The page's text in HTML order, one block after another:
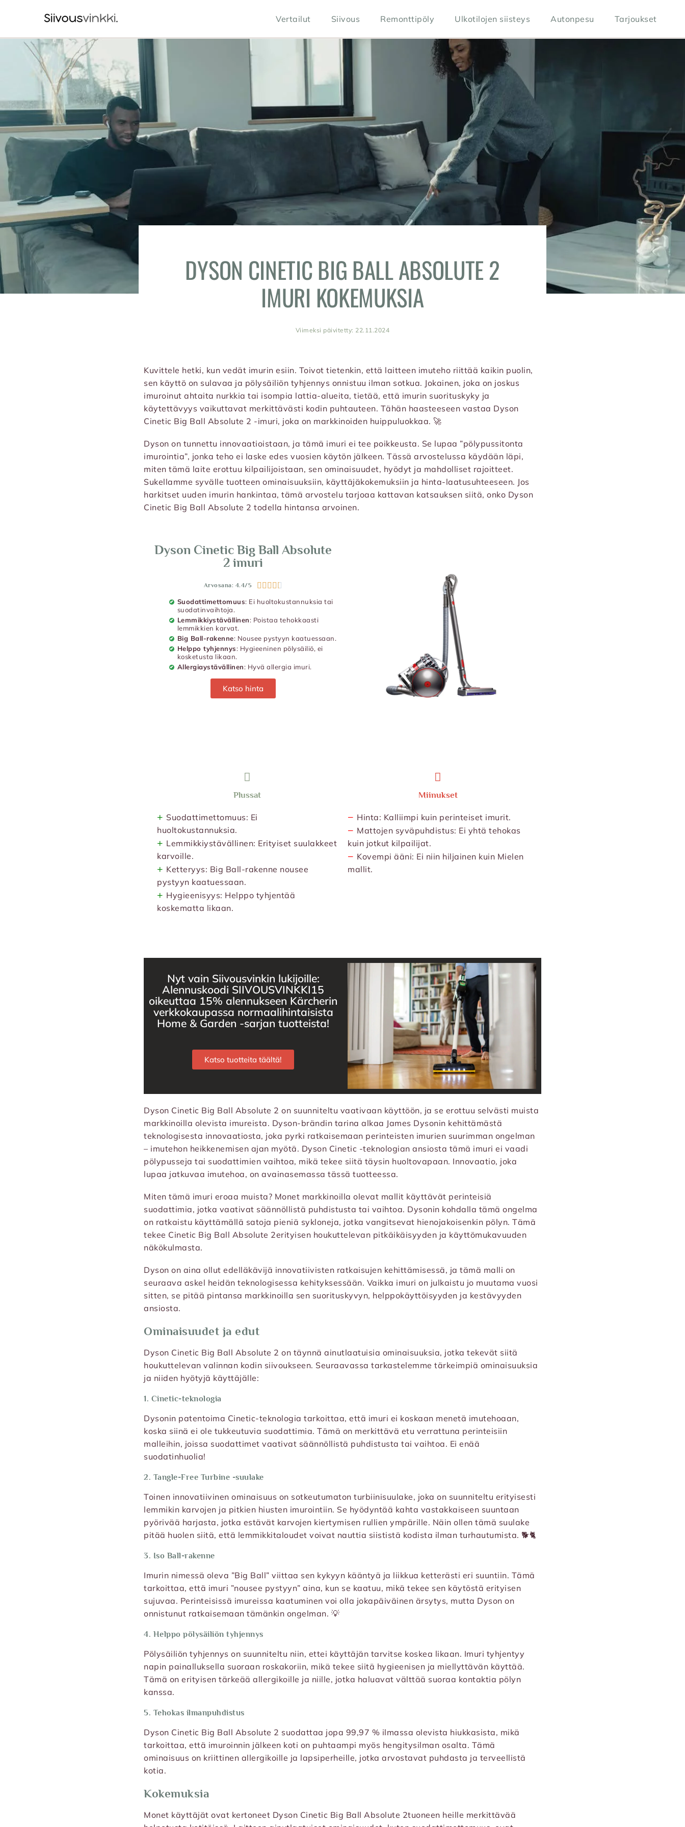
Vertailut Siivous Remonttipöly Ulkotilojen siisteys Autonpesu Tarjoukset
DYSON CINETIC BIG BALL ABSOLUTE 2
IMURI KOKEMUKSIA
Viimeksi päivitetty: 22.11.2024
Kuvittele hetki, kun vedät imurin esiin. Toivot tietenkin, että laitteen imuteho riittää kaikin puolin,
sen käyttö on sulavaa ja pölysäiliön tyhjennys onnistuu ilman sotkua. Jokainen, joka on joskus
imuroinut ahtaita nurkkia tai isompia lattia-alueita, tietää, että imurin suorituskyky ja
käytettävyys vaikuttavat merkittävästi kodin puhtauteen. Tähän haasteeseen vastaa Dyson
Cinetic Big Ball Absolute 2 -imuri, joka on markkinoiden huippuluokkaa. 🚀
Dyson on tunnettu innovaatioistaan, ja tämä imuri ei tee poikkeusta. Se lupaa ”pölypussitonta
imurointia”, jonka teho ei laske edes vuosien käytön jälkeen. Tässä arvostelussa käydään läpi,
miten tämä laite erottuu kilpailijoistaan, sen ominaisuudet, hyödyt ja mahdolliset rajoitteet.
Sukellamme syvälle tuotteen ominaisuuksiin, käyttäjäkokemuksiin ja hinta-laatusuhteeseen. Jos
harkitset uuden imurin hankintaa, tämä arvostelu tarjoaa kattavan katsauksen siitä, onko Dyson
Cinetic Big Ball Absolute 2 todella hintansa arvoinen.
Dyson Cinetic Big Ball Absolute
2 imuri
Arvosana: 4.4/5     
Suodattimettomuus: Ei huoltokustannuksia tai
suodatinvaihtoja.
Lemmikkiystävällinen: Poistaa tehokkaasti
lemmikkien karvat.
Big Ball-rakenne: Nousee pystyyn kaatuessaan.
Helppo tyhjennys: Hygieeninen pölysäiliö, ei
kosketusta likaan.
Allergiaystävällinen: Hyvä allergia imuri.
Katso hinta
Plussat
+ Suodattimettomuus: Ei
huoltokustannuksia.
+ Lemmikkiystävällinen: Erityiset suulakkeet
karvoille.
+ Ketteryys: Big Ball-rakenne nousee
pystyyn kaatuessaan.
+ Hygieenisyys: Helppo tyhjentää
koskematta likaan.
Miinukset
− Hinta: Kalliimpi kuin perinteiset imurit.
− Mattojen syväpuhdistus: Ei yhtä tehokas
kuin jotkut kilpailijat.
− Kovempi ääni: Ei niin hiljainen kuin Mielen
mallit.
Nyt vain Siivousvinkin lukijoille:
Alennuskoodi SIIVOUSVINKKI15
oikeuttaa 15% alennukseen Kärcherin
verkkokaupassa normaalihintaisista
Home & Garden -sarjan tuotteista!
Katso tuotteita täältä!
Dyson Cinetic Big Ball Absolute 2 on suunniteltu vaativaan käyttöön, ja se erottuu selvästi muista
markkinoilla olevista imureista. Dyson-brändin tarina alkaa James Dysonin kehittämästä
teknologisesta innovaatiosta, joka pyrki ratkaisemaan perinteisten imurien suurimman ongelman
– imutehon heikkenemisen ajan myötä. Dyson Cinetic -teknologian ansiosta tämä imuri ei vaadi
pölypusseja tai suodattimien vaihtoa, mikä tekee siitä täysin huoltovapaan. Innovaatio, joka
lupaa jatkuvaa imutehoa, on avainasemassa tässä tuotteessa.
Miten tämä imuri eroaa muista? Monet markkinoilla olevat mallit käyttävät perinteisiä
suodattimia, jotka vaativat säännöllistä puhdistusta tai vaihtoa. Dysonin kohdalla tämä ongelma
on ratkaistu käyttämällä satoja pieniä sykloneja, jotka vangitsevat hienojakoisenkin pölyn. Tämä
tekee Cinetic Big Ball Absolute 2erityisen houkuttelevan pitkäikäisyyden ja käyttömukavuuden
näkökulmasta.
Dyson on aina ollut edelläkävijä innovatiivisten ratkaisujen kehittämisessä, ja tämä malli on
seuraava askel heidän teknologisessa kehityksessään. Vaikka imuri on julkaistu jo muutama vuosi
sitten, se pitää pintansa markkinoilla sen suorituskyvyn, helppokäyttöisyyden ja kestävyyden
ansiosta.
Ominaisuudet ja edut
Dyson Cinetic Big Ball Absolute 2 on täynnä ainutlaatuisia ominaisuuksia, jotka tekevät siitä
houkuttelevan valinnan kodin siivoukseen. Seuraavassa tarkastelemme tärkeimpiä ominaisuuksia
ja niiden hyötyjä käyttäjälle:
1. Cinetic-teknologia
Dysonin patentoima Cinetic-teknologia tarkoittaa, että imuri ei koskaan menetä imutehoaan,
koska siinä ei ole tukkeutuvia suodattimia. Tämä on merkittävä etu verrattuna perinteisiin
malleihin, joissa suodattimet vaativat säännöllistä puhdistusta tai vaihtoa. Ei enää
suodatinhuolia!
2. Tangle-Free Turbine -suulake
Toinen innovatiivinen ominaisuus on sotkeutumaton turbiinisuulake, joka on suunniteltu erityisesti
lemmikin karvojen ja pitkien hiusten imurointiin. Se hyödyntää kahta vastakkaiseen suuntaan
pyörivää harjasta, jotka estävät karvojen kiertymisen rullien ympärille. Näin ollen tämä suulake
pitää huolen siitä, että lemmikkitaloudet voivat nauttia siististä kodista ilman turhautumista. 🐕🐈
3. Iso Ball-rakenne
Imurin nimessä oleva ”Big Ball” viittaa sen kykyyn kääntyä ja liikkua ketterästi eri suuntiin. Tämä
tarkoittaa, että imuri ”nousee pystyyn” aina, kun se kaatuu, mikä tekee sen käytöstä erityisen
sujuvaa. Perinteisissä imureissa kaatuminen voi olla jokapäiväinen ärsytys, mutta Dyson on
onnistunut ratkaisemaan tämänkin ongelman. 💡
4. Helppo pölysäiliön tyhjennys
Pölysäiliön tyhjennys on suunniteltu niin, ettei käyttäjän tarvitse koskea likaan. Imuri tyhjentyy
napin painalluksella suoraan roskakoriin, mikä tekee siitä hygieenisen ja miellyttävän käyttää.
Tämä on erityisen tärkeää allergikoille ja niille, jotka haluavat välttää suoraa kontaktia pölyn
kanssa.
5. Tehokas ilmanpuhdistus
Dyson Cinetic Big Ball Absolute 2 suodattaa jopa 99,97 % ilmassa olevista hiukkasista, mikä
tarkoittaa, että imuroinnin jälkeen koti on puhtaampi myös hengitysilman osalta. Tämä
ominaisuus on kriittinen allergikoille ja lapsiperheille, jotka arvostavat puhdasta ja terveellistä
kotia.
Kokemuksia
Monet käyttäjät ovat kertoneet Dyson Cinetic Big Ball Absolute 2tuoneen heille merkittävää